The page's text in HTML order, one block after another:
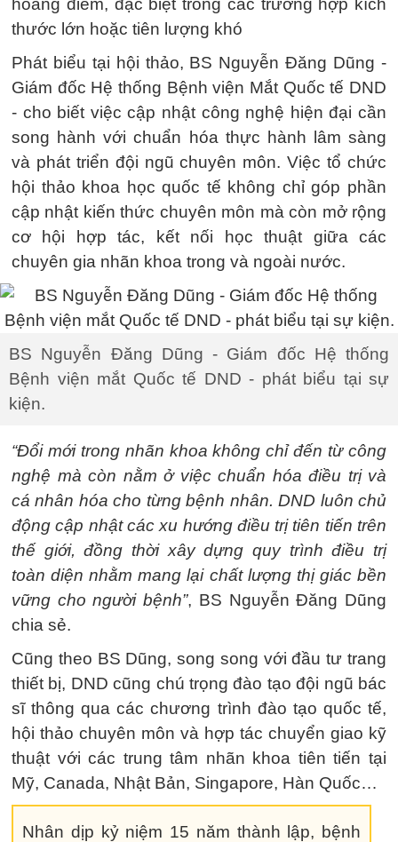
hoàng điểm, đặc biệt trong các trường hợp kích
thước lớn hoặc tiên lượng khó
Phát biểu tại hội thảo, BS Nguyễn Đăng Dũng -
Giám đốc Hệ thống Bệnh viện Mắt Quốc tế DND
- cho biết việc cập nhật công nghệ hiện đại cần
song hành với chuẩn hóa thực hành lâm sàng
và phát triển đội ngũ chuyên môn. Việc tổ chức
hội thảo khoa học quốc tế không chỉ góp phần
cập nhật kiến thức chuyên môn mà còn mở rộng
cơ hội hợp tác, kết nối học thuật giữa các
chuyên gia nhãn khoa trong và ngoài nước.
BS Nguyễn Đăng Dũng - Giám đốc Hệ thống
Bệnh viện mắt Quốc tế DND - phát biểu tại sự
kiện.
“Đổi mới trong nhãn khoa không chỉ đến từ công
nghệ mà còn nằm ở việc chuẩn hóa điều trị và
cá nhân hóa cho từng bệnh nhân. DND luôn chủ
động cập nhật các xu hướng điều trị tiên tiến trên
thế giới, đồng thời xây dựng quy trình điều trị
toàn diện nhằm mang lại chất lượng thị giác bền
vững cho người bệnh”, BS Nguyễn Đăng Dũng
chia sẻ.
Cũng theo BS Dũng, song song với đầu tư trang
thiết bị, DND cũng chú trọng đào tạo đội ngũ bác
sĩ thông qua các chương trình đào tạo quốc tế,
hội thảo chuyên môn và hợp tác chuyển giao kỹ
thuật với các trung tâm nhãn khoa tiên tiến tại
Mỹ, Canada, Nhật Bản, Singapore, Hàn Quốc…
Nhân dịp kỷ niệm 15 năm thành lập, bệnh